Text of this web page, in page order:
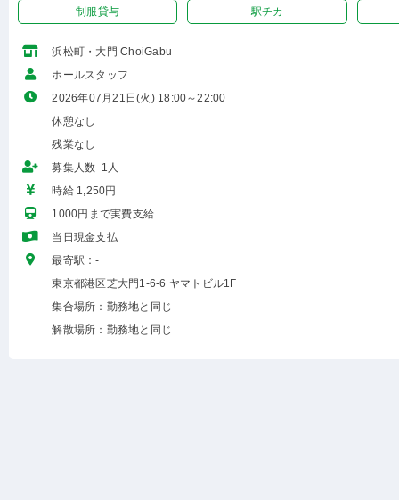
制服貸与 駅チカ
浜松町・大門 ChoiGabu
ホールスタッフ
2026年07月21日(火) 18:00～22:00
休憩なし
残業なし
募集人数 1人
時給 1,250円
1000円まで実費支給
当日現金支払
最寄駅：-
東京都港区芝大門1-6-6 ヤマトビル1F
集合場所：勤務地と同じ
解散場所：勤務地と同じ